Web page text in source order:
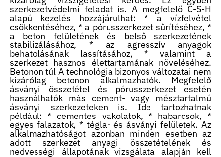
szerkezetvédelmi feladat is. A megfelelő C-S-H
alapú kezelés hozzájárulhat: * a vízfelvétel
csökkentéséhez, * a pórusszerkezet sűrítéséhez, *
a beton felületének és belső szerkezetének
stabilizálásához, * az agresszív anyagok
behatolásának lassításához, * valamint a
szerkezet hasznos élettartamának növeléséhez.
Betonon túl A technológia bizonyos változatai nem
kizárólag betonon alkalmazhatók. Megfelelő
ásványi összetétel és pórusszerkezet esetén
használhatók más cement- vagy mésztartalmú
ásványi szerkezeteken is. Ide tartozhatnak
például: * cementes vakolatok, * habarcsok, *
egyes falazatok, * tégla- és ásványi felületek. Az
alkalmazhatóságot azonban minden esetben az
adott szerkezet anyagi összetételének és
nedvességi állapotának vizsgálata alapján kell